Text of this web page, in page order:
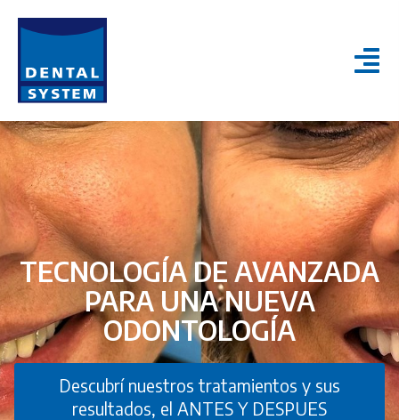
TECNOLOGÍA DE AVANZADA
PARA UNA NUEVA
ODONTOLOGÍA
Descubrí nuestros tratamientos y sus
resultados, el ANTES Y DESPUES